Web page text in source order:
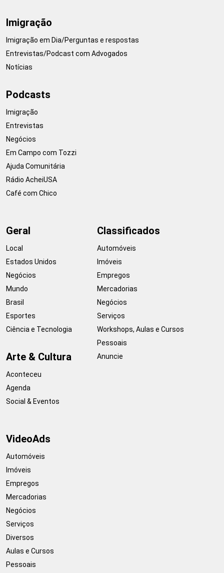
Imigração
Imigração em Dia/Perguntas e respostas
Entrevistas/Podcast com Advogados
Notícias
Podcasts
Imigração
Entrevistas
Negócios
Em Campo com Tozzi
Ajuda Comunitária
Rádio AcheiUSA
Café com Chico
Geral
Local
Estados Unidos
Negócios
Mundo
Brasil
Esportes
Ciência e Tecnologia
Arte & Cultura
Aconteceu
Agenda
Social & Eventos
Classificados
Automóveis
Imóveis
Empregos
Mercadorias
Negócios
Serviços
Workshops, Aulas e Cursos
Pessoais
Anuncie
VideoAds
Automóveis
Imóveis
Empregos
Mercadorias
Negócios
Serviços
Diversos
Aulas e Cursos
Pessoais